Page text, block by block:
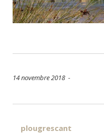
14 novembre 2018 -
Navigation
plougrescant